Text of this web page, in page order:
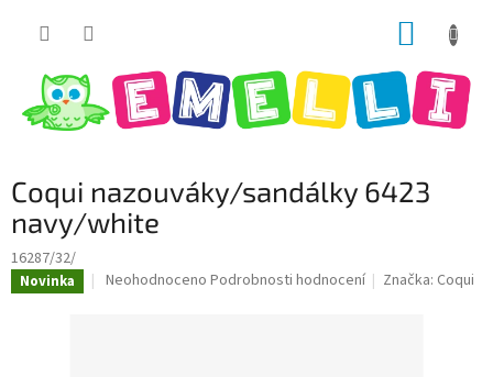
Coqui nazouváky/sandálky 6423
navy/white
16287/32/
Novinka
Průměrné
Neohodnoceno Podrobnosti hodnocení Značka: Coqui